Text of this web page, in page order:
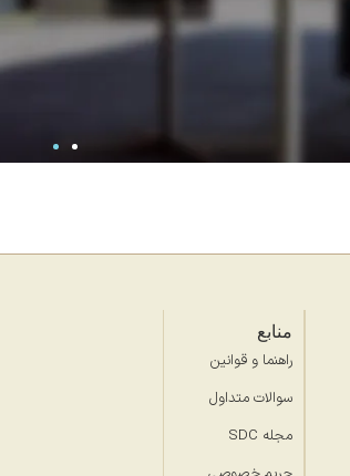
منابع
راهنما و قوانین
سوالات متداول
مجله SDC